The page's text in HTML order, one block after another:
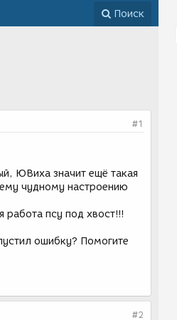
Поиск
#1
ЮВиха значит ещё такая
чудному настроению
работа псу под хвост!!!
ошибку? Помогите
#2